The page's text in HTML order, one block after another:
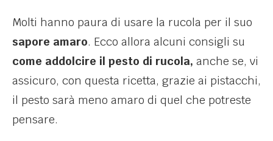
Molti hanno paura di usare la rucola per il suo
sapore amaro. Ecco allora alcuni consigli su
come addolcire il pesto di rucola, anche se, vi
assicuro, con questa ricetta, grazie ai pistacchi,
il pesto sarà meno amaro di quel che potreste
pensare.